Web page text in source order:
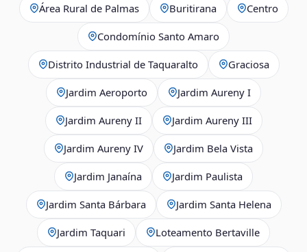
Área Rural de Palmas Buritirana Centro
Condomínio Santo Amaro
Distrito Industrial de Taquaralto Graciosa
Jardim Aeroporto Jardim Aureny I
Jardim Aureny II Jardim Aureny III
Jardim Aureny IV Jardim Bela Vista
Jardim Janaína Jardim Paulista
Jardim Santa Bárbara Jardim Santa Helena
Jardim Taquari Loteamento Bertaville